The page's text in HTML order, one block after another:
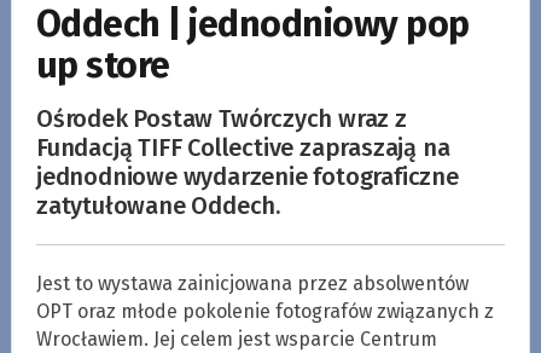
Oddech | jednodniowy pop
up store
Ośrodek Postaw Twórczych wraz z
Fundacją TIFF Collective zapraszają na
jednodniowe wydarzenie fotograficzne
zatytułowane Oddech.
Jest to wystawa zainicjowana przez absolwentów
OPT oraz młode pokolenie fotografów związanych z
Wrocławiem. Jej celem jest wsparcie Centrum